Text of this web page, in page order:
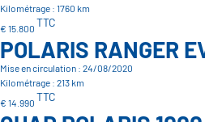
Kilométrage : 1760 km
€ 15.800 TTC
POLARIS RANGER
Mise en circulation : 24/08/2020
Kilométrage : 213 km
€ 14.990 TTC